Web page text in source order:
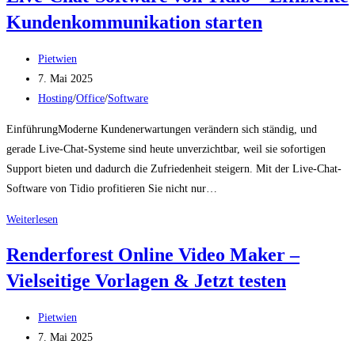
Leistungsstarke
Commerce-
Plattform
Jetzt
Kundenkommunikation starten
Beitrags-
Autor:
Pietwien
Beitrag
veröffentlicht:
7. Mai 2025
Beitrags-
Hosting/Office/Software
EinführungModerne Kundenerwartungen verändern sich ständig, und
gerade Live-Chat-Systeme sind heute unverzichtbar, weil sie sofortigen
Support bieten und dadurch die Zufriedenheit steigern. Mit der Live-Chat-
Software von Tidio profitieren Sie nicht nur…
Weiterlesen
Software
von
–
Effiziente
Renderforest Online Video Maker –
Vielseitige Vorlagen & Jetzt testen
Beitrags-
Autor:
Pietwien
Beitrag
7. Mai 2025